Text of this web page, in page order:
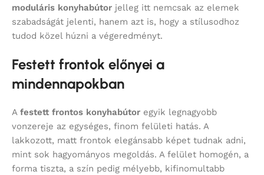
moduláris konyhabútor jelleg itt nemcsak az elemek
szabadságát jelenti, hanem azt is, hogy a stílusodhoz
tudod közel húzni a végeredményt.
Festett frontok előnyei a
mindennapokban
A festett frontos konyhabútor egyik legnagyobb
vonzereje az egységes, finom felületi hatás. A
lakkozott, matt frontok elegánsabb képet tudnak adni,
mint sok hagyományos megoldás. A felület homogén, a
forma tiszta, a szín pedig mélyebb, kifinomultabb